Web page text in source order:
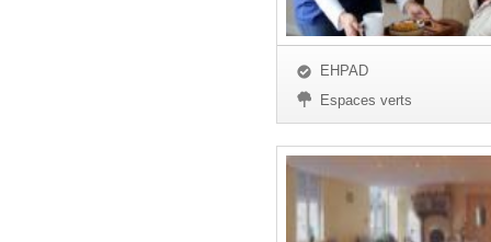
EHPAD
Espaces verts